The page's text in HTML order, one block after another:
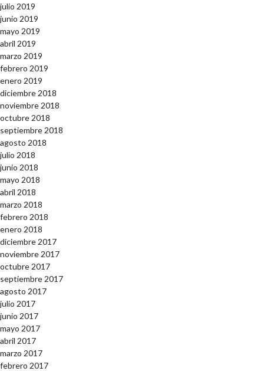
julio 2019
junio 2019
mayo 2019
abril 2019
marzo 2019
febrero 2019
enero 2019
diciembre 2018
noviembre 2018
octubre 2018
septiembre 2018
agosto 2018
julio 2018
junio 2018
mayo 2018
abril 2018
marzo 2018
febrero 2018
enero 2018
diciembre 2017
noviembre 2017
octubre 2017
septiembre 2017
agosto 2017
julio 2017
junio 2017
mayo 2017
abril 2017
marzo 2017
febrero 2017